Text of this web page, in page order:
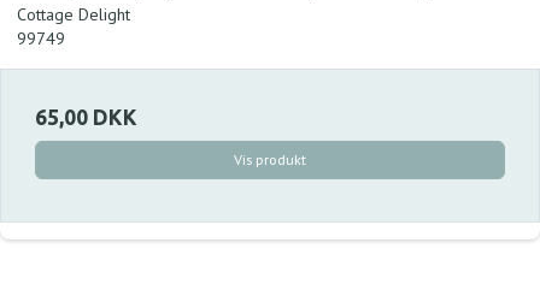
Cottage Delight
99749
65,00 DKK
Vis produkt